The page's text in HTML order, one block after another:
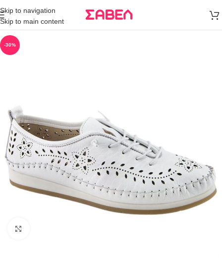
Skip to navigation
Skip to main content
άνω των 80€
Παραγγελία
-30%